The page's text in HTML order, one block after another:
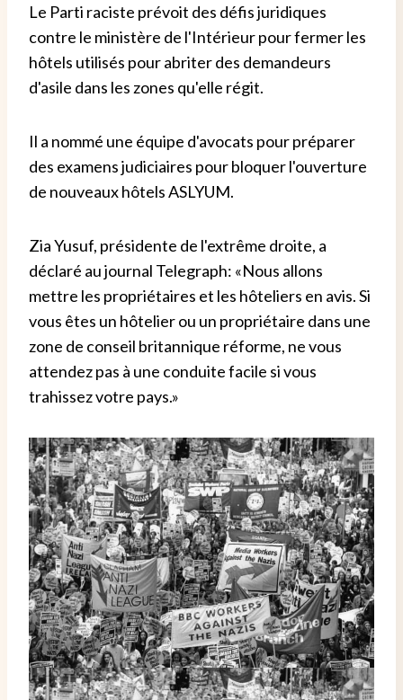
Le Parti raciste prévoit des défis juridiques
contre le ministère de l'Intérieur pour fermer les
hôtels utilisés pour abriter des demandeurs
d'asile dans les zones qu'elle régit.
Il a nommé une équipe d'avocats pour préparer
des examens judiciaires pour bloquer l'ouverture
de nouveaux hôtels ASLYUM.
Zia Yusuf, présidente de l'extrême droite, a
déclaré au journal Telegraph: «Nous allons
mettre les propriétaires et les hôteliers en avis. Si
vous êtes un hôtelier ou un propriétaire dans une
zone de conseil britannique réforme, ne vous
attendez pas à une conduite facile si vous
trahissez votre pays.»